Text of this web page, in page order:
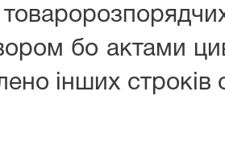
бо актами
інших строків